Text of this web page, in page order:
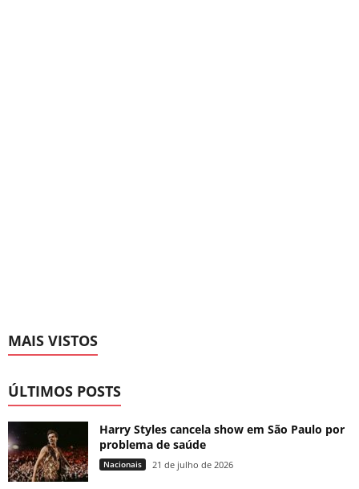
MAIS VISTOS
ÚLTIMOS POSTS
Harry Styles cancela show em São Paulo por
problema de saúde
Nacionais 21 de julho de 2026